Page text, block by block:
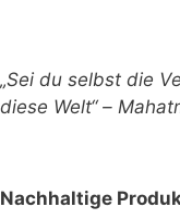
„Sei du selbst die
diese Welt“ –
Nachhaltige